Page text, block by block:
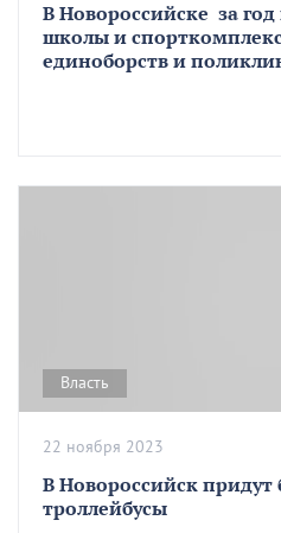
В Новороссийске за год
школы и
единоборств и
Власть
В Новороссийск придут
троллейбусы
22 ноября 2023